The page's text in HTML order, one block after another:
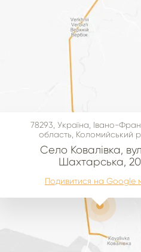
78293, Україна, Івано-
область, Коломийський
Cело Ковалівка,
Шахтарська, 20
Подивитися на Google